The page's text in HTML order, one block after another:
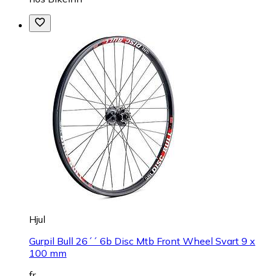
Hjul
Gurpil Bull 26´´ 6b Disc Mtb Front Wheel Svart 9 x
100 mm